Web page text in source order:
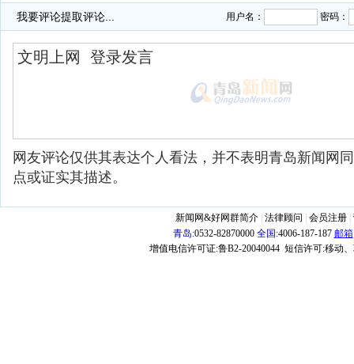
我要评论提取评论... 用户名： 密码：
网友评论仅供其表达个人看法，并不表明青岛新闻网
点或证实其描述。